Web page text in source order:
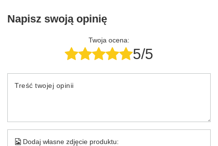
Napisz swoją opinię
Twoja ocena:
5/5
Treść twojej opinii
Dodaj własne zdjęcie produktu: